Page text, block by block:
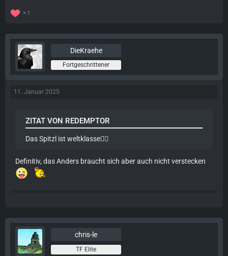
1
DieKraehe
Fortgeschrittener
11. Januar 2025
ZITAT VON REDEMPTOR
Das Spitzl ist weltklasse❤️‍🔥
Definitiv, das Anders braucht sich aber auch nicht verstecken
chris-le
TF Elite